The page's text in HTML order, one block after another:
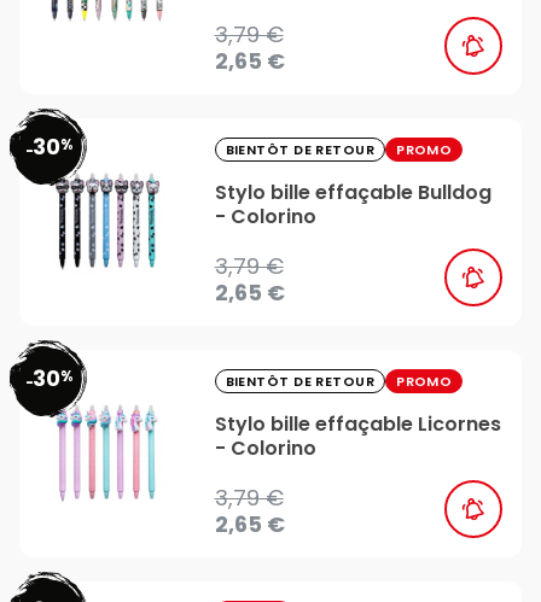
3,79 €
2,65 €
-30% BIENTÔT DE RETOUR PROMO
Stylo bille effaçable Bulldog
- Colorino
3,79 €
2,65 €
-30% BIENTÔT DE RETOUR PROMO
Stylo bille effaçable Licornes
- Colorino
3,79 €
2,65 €